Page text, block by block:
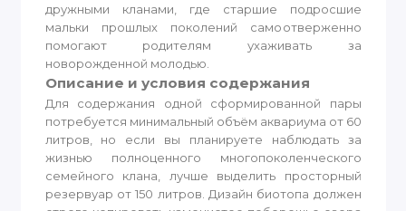
дружными кланами, где старшие подросшие
мальки прошлых поколений самоотверженно
помогают родителям ухаживать за
новорожденной молодью.
Описание и условия содержания
Для содержания одной сформированной пары
потребуется минимальный объём аквариума от 60
литров, но если вы планируете наблюдать за
жизнью полноценного многопоколенческого
семейного клана, лучше выделить просторный
резервуар от 150 литров. Дизайн биотопа должен